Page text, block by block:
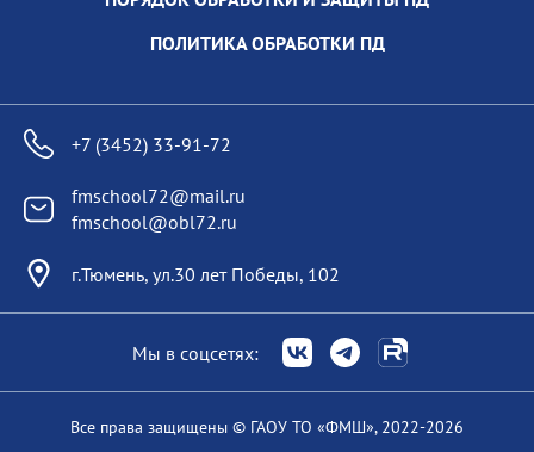
ПОЛИТИКА ОБРАБОТКИ ПД
+7 (3452) 33-91-72
fmschool72@mail.ru
fmschool@obl72.ru
г.Тюмень, ул.30 лет Победы, 102
Мы в соцсетях:
Все права защищены © ГАОУ ТО «ФМШ», 2022-2026